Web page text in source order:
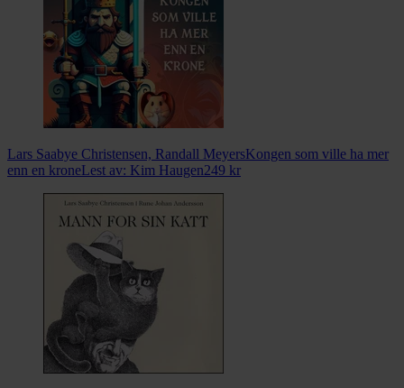
Lars Saabye Christensen, Randall MeyersKongen som ville ha mer
enn en kroneLest av: Kim Haugen249 kr